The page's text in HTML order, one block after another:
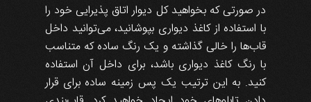
در صورتی که بخواهید کل دیوار اتاق پذیرایی خود را
با استفاده از کاغذ دیواری بپوشانید، می‌توانید داخل
قاب‌ها را خالی گذاشته و یک رنگ ساده که متناسب
با رنگ کاغذ دیواری باشد، برای داخل آن استفاده
کنید. به این ترتیب یک پس زمینه ساده برای قرار